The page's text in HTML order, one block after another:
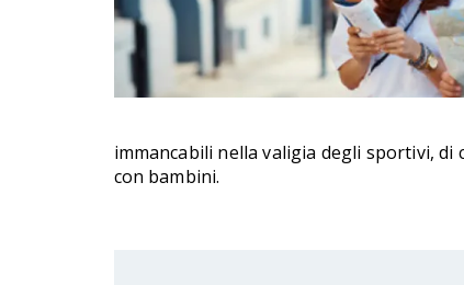
immancabili nella valigia degli sportivi,
con bambini.